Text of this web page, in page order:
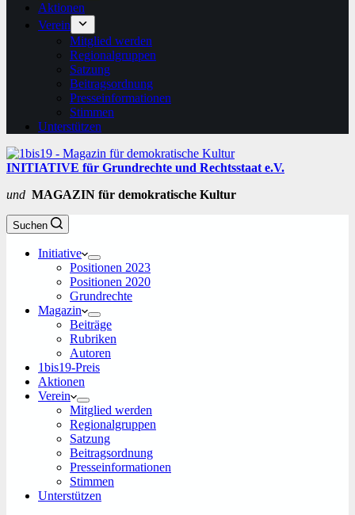
Aktionen
Verein
Mitglied werden
Regionalgruppen
Satzung
Beitragsordnung
Presseinformationen
Stimmen
Unterstützen
INITIATIVE für Grundrechte und Rechtsstaat e.V.
und MAGAZIN für demokratische Kultur
Suchen
Initiative
Positionen 2023
Positionen 2020
Grundrechte
Magazin
Beiträge
Rubriken
Autoren
1bis19-Preis
Aktionen
Verein
Mitglied werden
Regionalgruppen
Satzung
Beitragsordnung
Presseinformationen
Stimmen
Unterstützen